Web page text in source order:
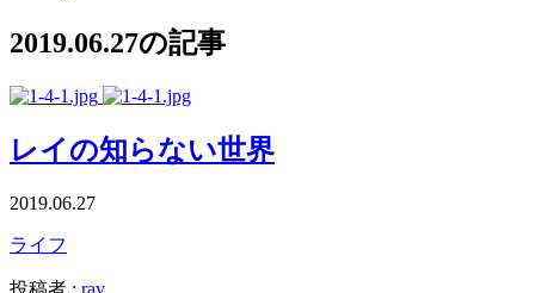
2019.06.27の記事
レイの知らない世界
2019.06.27
ライフ
投稿者 : ray